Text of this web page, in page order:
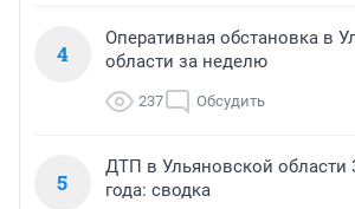
4
Оперативная обстановка в
области за неделю
237 Обсудить
5
ДТП в Ульяновской области
года: сводка